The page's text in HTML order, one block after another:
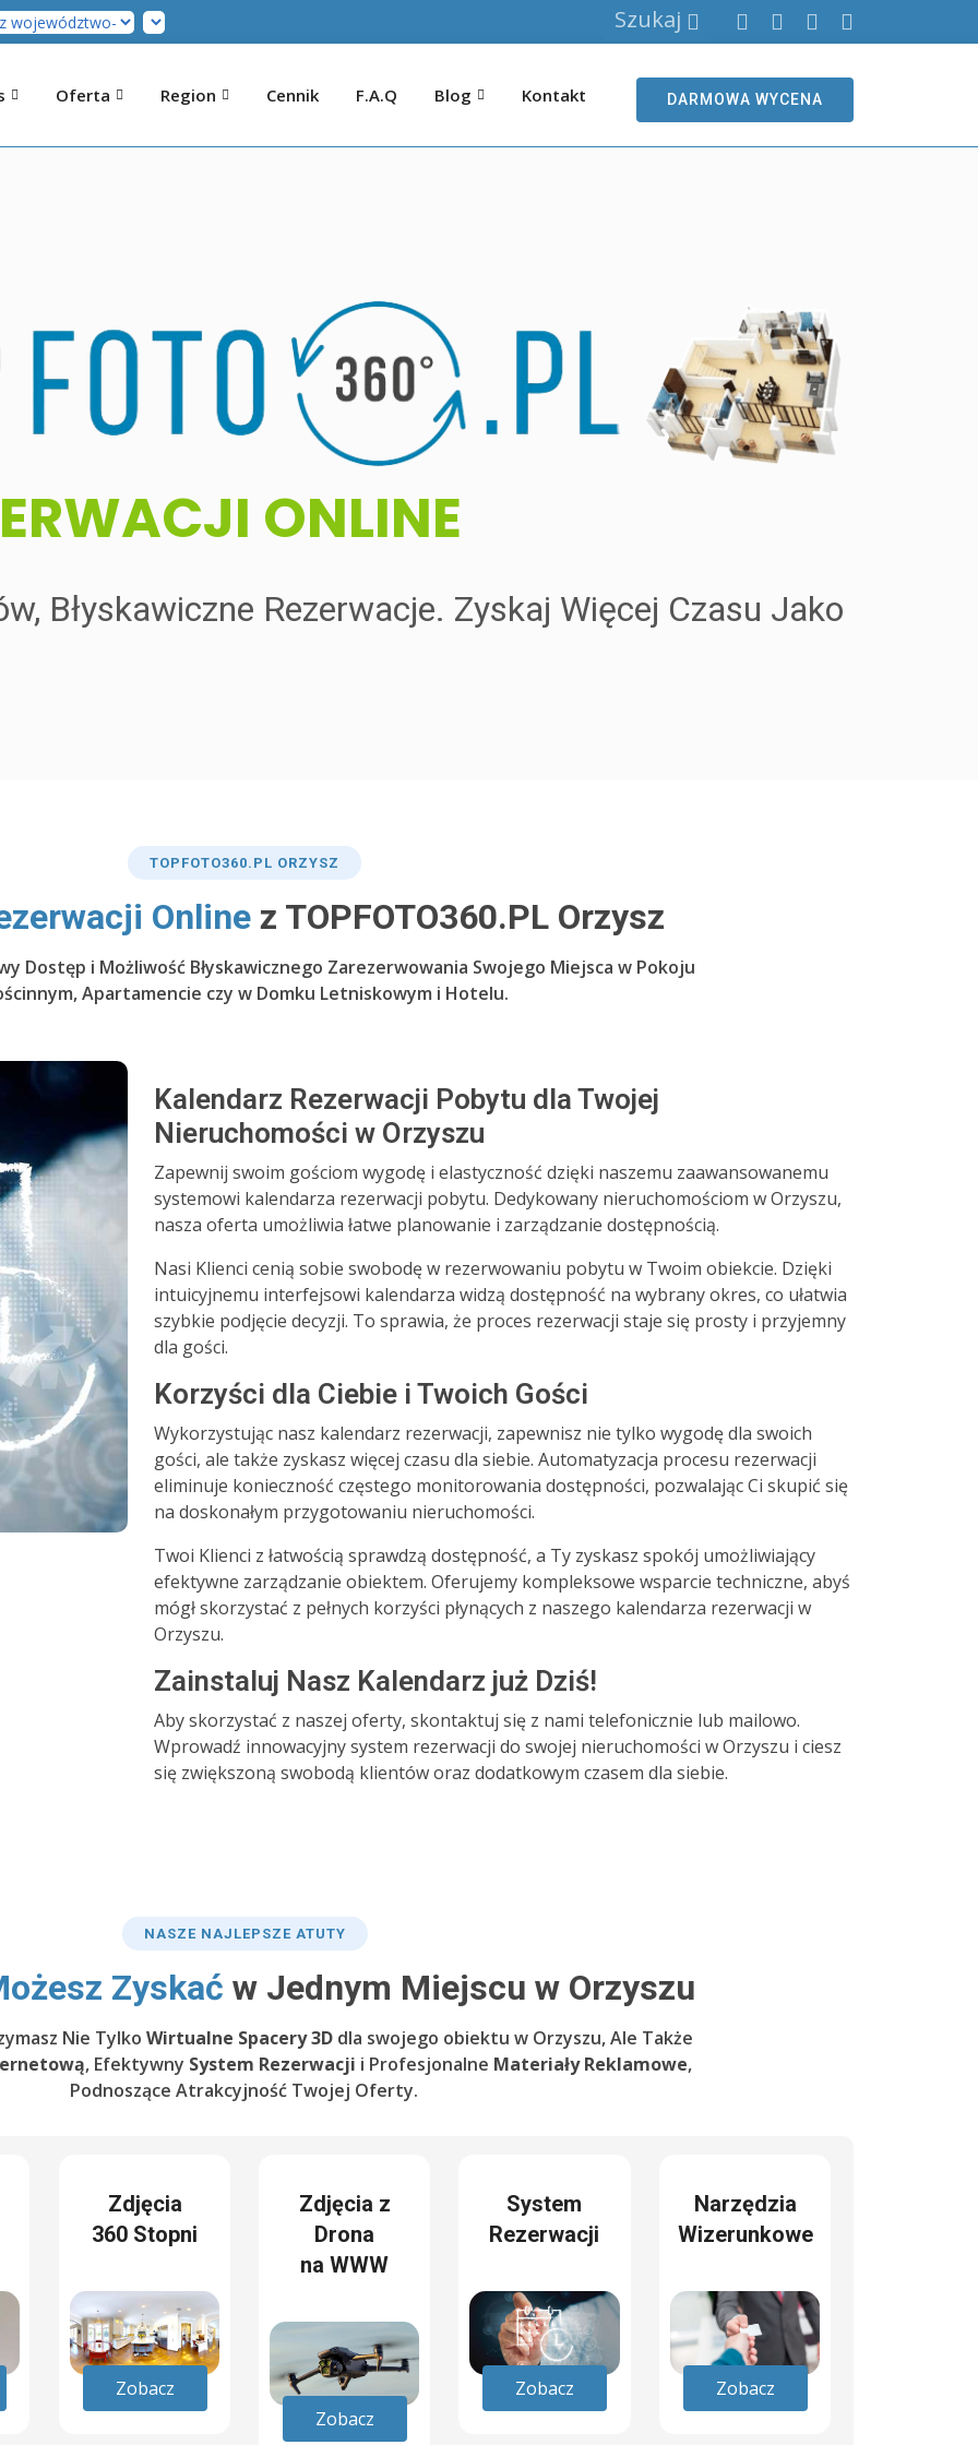
Szukaj
Oferta Region Cennik F.A.Q Blog Kontakt DARMOWA WYCENA
ONLINE
Błyskawiczne Rezerwacje. Zyskaj Więcej Czasu Jako
TOP FOTO360.PL ORZYSZ
Onlinez TOPFOTO360.PL Orzysz
Dostęp i Możliwość Błyskawicznego Zarezerwowania Swojego Miejsca w Pokoju
Apartamencie czy w Domku Letniskowym i Hotelu.
Kalendarz Rezerwacji Pobytu dla Twojej
Nieruchomości w Orzyszu
Zapewnij swoim gościom wygodę i elastyczność dzięki naszemu zaawansowanemu
systemowi kalendarza rezerwacji pobytu. Dedykowany nieruchomościom w Orzyszu,
nasza oferta umożliwia łatwe planowanie i zarządzanie dostępnością.
Nasi Klienci cenią sobie swobodę w rezerwowaniu pobytu w Twoim obiekcie. Dzięki
intuicyjnemu interfejsowi kalendarza widzą dostępność na wybrany okres, co ułatwia
szybkie podjęcie decyzji. To sprawia, że proces rezerwacji staje się prosty i przyjemny
dla gości.
Korzyści dla Ciebie i Twoich Gości
Wykorzystując nasz kalendarz rezerwacji, zapewnisz nie tylko wygodę dla swoich
gości, ale także zyskasz więcej czasu dla siebie. Automatyzacja procesu rezerwacji
eliminuje konieczność częstego monitorowania dostępności, pozwalając Ci skupić się
na doskonałym przygotowaniu nieruchomości.
Twoi Klienci z łatwością sprawdzą dostępność, a Ty zyskasz spokój umożliwiający
efektywne zarządzanie obiektem. Oferujemy kompleksowe wsparcie techniczne, abyś
mógł skorzystać z pełnych korzyści płynących z naszego kalendarza rezerwacji w
Orzyszu.
Zainstaluj Nasz Kalendarz już Dziś!
Aby skorzystać z naszej oferty, skontaktuj się z nami telefonicznie lub mailowo.
Wprowadź innowacyjny system rezerwacji do swojej nieruchomości w Orzyszu i ciesz
się zwiększoną swobodą klientów oraz dodatkowym czasem dla siebie.
NASZE NAJLEPSZE ATUTY
Zyskać w Jednym Miejscu w Orzyszu
Nie Tylko Wirtualne Spacery 3Ddla swojego obiektu w Orzyszu, Ale Także
, Efektywny System Rezerwacji i Profesjonalne Materiały Reklamowe,
Podnoszące Atrakcyjność Twojej Oferty.
Zdjęcia
360 Stopni
Zobacz
Zdjęcia z
Drona
na WWW
Zobacz
System
Rezerwacji
Zobacz
Narzędzia
Wizerunkowe
Zobacz